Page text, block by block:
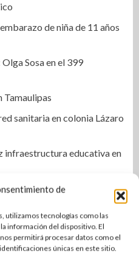
de
utilizamos tecnologías como las
información del dispositivo. El
permitirá procesar datos como el
únicas en este sitio.
de niña de 11 años
Sosa en el 399
Tamaulipas
sanitaria en colonia Lázaro
infraestructura educativa en
y exige avances en la
en canal de riego de